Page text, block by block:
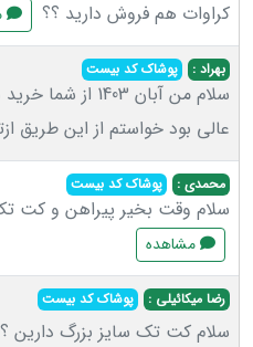
کراوات هم فروش دارید ؟؟
بهراد : پوشاک کد بیست
سلام من آبان
عالی بود خواستم از این طریق
محمدی : پوشاک کد بیست
سلام وقت بخیر پیراهن و کت
مشاهده
رضا میکائیلی : پوشاک کد بیست
سلام کت تک سایز بزرگ دارین